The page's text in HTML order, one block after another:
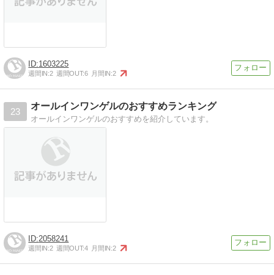
1603225
週間IN:2 週間OUT:6 月間IN:2
23
オールインワンゲルのおすすめランキング
オールインワンゲルのおすすめを紹介しています。
2058241
週間IN:2 週間OUT:4 月間IN:2